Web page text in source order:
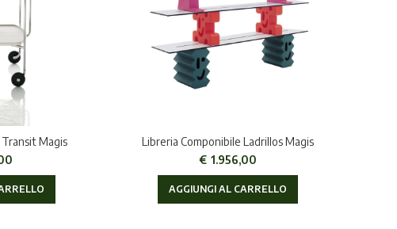
Magis
Libreria Componibile Ladrillos Magis
€ 1.956,00
AGGIUNGI AL CARRELLO